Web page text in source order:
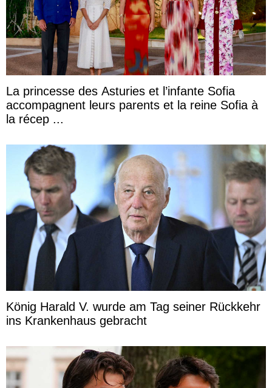
La princesse des Asturies et l’infante Sofia
accompagnent leurs parents et la reine Sofia à
la récep ...
König Harald V. wurde am Tag seiner Rückkehr
ins Krankenhaus gebracht